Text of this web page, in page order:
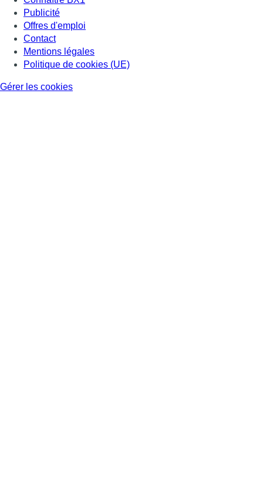
Publicité
Offres d'emploi
Contact
Mentions légales
Politique de cookies (UE)
Gérer les cookies